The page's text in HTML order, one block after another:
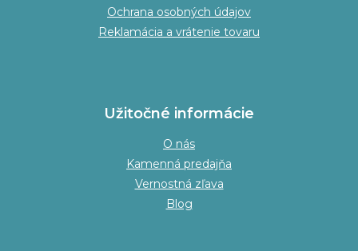
Ochrana osobných údajov
Reklamácia a vrátenie tovaru
Užitočné informácie
O nás
Kamenná predajňa
Vernostná zľava
Blog